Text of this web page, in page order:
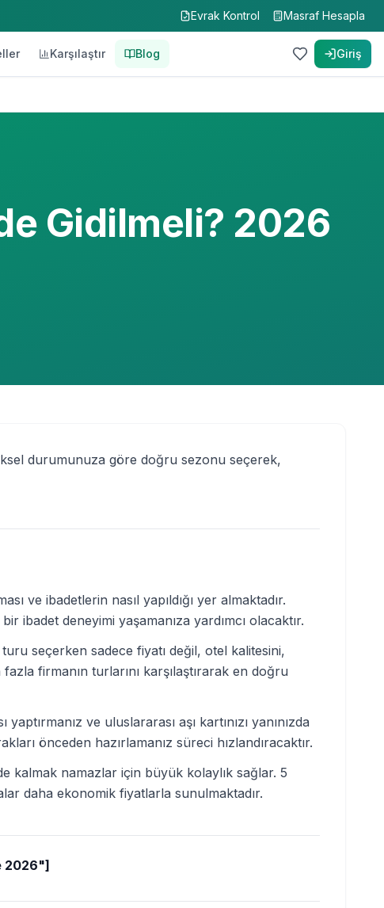
Evrak Kontrol Masraf Hesapla
Karşılaştır Blog Giriş
Gidilmeli? 2026
durumunuza göre doğru sezonu seçerek,
ve ibadetlerin nasıl yapıldığı yer almaktadır.
ibadet deneyimi yaşamanıza yardımcı olacaktır.
seçerken sadece fiyatı değil, otel kalitesini,
firmanın turlarını karşılaştırarak en doğru
ve uluslararası aşı kartınızı yanınızda
önceden hazırlamanız süreci hızlandıracaktır.
kalmak namazlar için büyük kolaylık sağlar. 5
daha ekonomik fiyatlarla sunulmaktadır.
2026"]